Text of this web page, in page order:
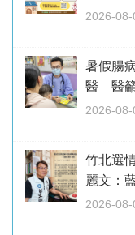
2026-
暑假腸
醫 醫籲
2026-
竹北選
麗文：
2026-08-